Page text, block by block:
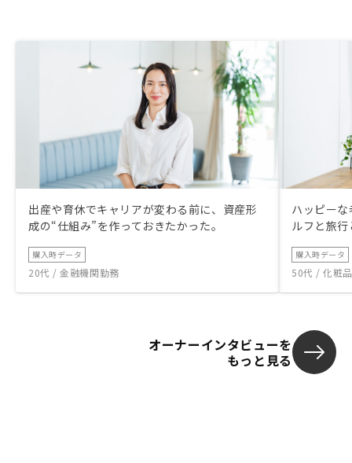
出産や育休でキャリアが変わる前に、資産形
成の“仕組み”を作っておきたかった。
購入時データ
20代 / 金融機関勤務
ハッピー
ルフと旅
購入時データ
50代 / 化粧
オーナーインタビューを
もっと見る